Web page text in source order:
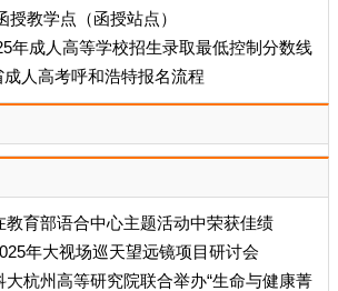
教学点（函授站点）
年成人高等学校招生录取最低控制分数线
人高考呼和浩特报名流程
教育部语合中心主题活动中荣获佳绩
年大视场巡天望远镜项目研讨会
大杭州高等研究院联合举办“生命与健康菁